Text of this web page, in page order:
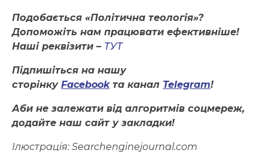
Подобається «Політична теологія»?
Допоможіть нам працювати ефективніше!
Наші реквізити – ТУТ
Підпишіться на нашу
сторінку Facebookта канал Telegram!
Аби не залежати від алгоритмів соцмереж,
додайте наш сайт у закладки!
Ілюстрація: Searchenginejournal.com